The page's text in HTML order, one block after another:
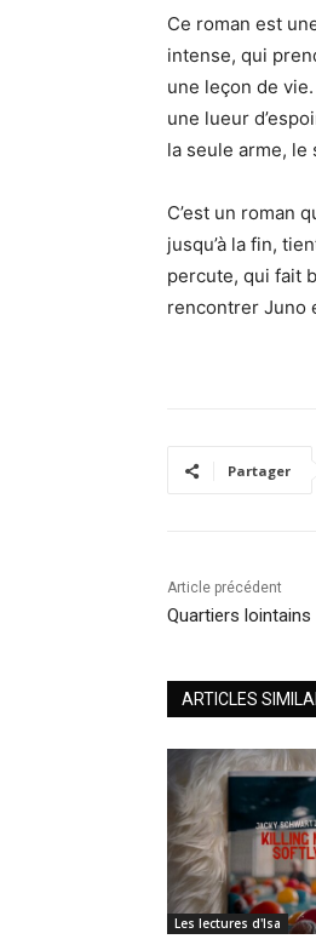
Ce roman est
intense, qui
une leçon de
une lueur
la seule arme, le
C’est un roman
jusqu’à la fin,
percute, qui fait
rencontrer Juno
Partager
Article précédent
Quartiers
ARTICLES
Les lectures d'Isa